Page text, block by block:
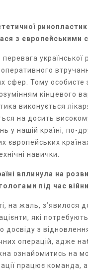
з
сфер. Тому
кінцевого
виконується
на досить
нашій країні, по-
європейських
навички.
вплинула на
під час
на жаль,
які
досвіду з
операцій, адже
ознайомитись на
працює команда, а